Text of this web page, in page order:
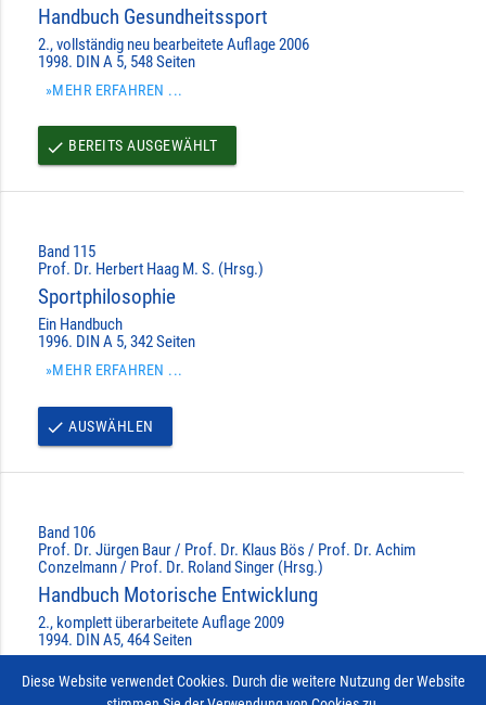
Handbuch Gesundheitssport
2., vollständig neu bearbeitete Auflage 2006
1998. DIN A 5, 548 Seiten
»MEHR ERFAHREN ...
done BEREITS AUSGEWÄHLT
Band 115
Prof. Dr. Herbert Haag M. S. (Hrsg.)
Sportphilosophie
Ein Handbuch
1996. DIN A 5, 342 Seiten
»MEHR ERFAHREN ...
done AUSWÄHLEN
Band 106
Prof. Dr. Jürgen Baur / Prof. Dr. Klaus Bös / Prof. Dr. Achim
Conzelmann / Prof. Dr. Roland Singer (Hrsg.)
Handbuch Motorische Entwicklung
2., komplett überarbeitete Auflage 2009
1994. DIN A5, 464 Seiten
Diese Website verwendet Cookies. Durch die weitere Nutzung der Website